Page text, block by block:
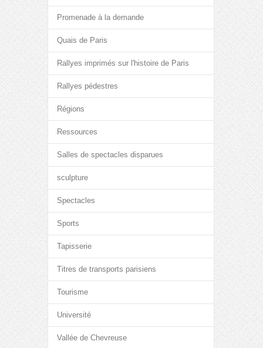
Promenade à la demande
Quais de Paris
Rallyes imprimés sur l'histoire de Paris
Rallyes pédestres
Régions
Ressources
Salles de spectacles disparues
sculpture
Spectacles
Sports
Tapisserie
Titres de transports parisiens
Tourisme
Université
Vallée de Chevreuse